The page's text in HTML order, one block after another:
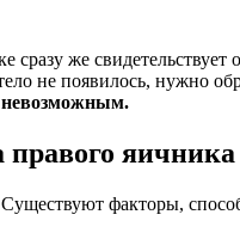
же
не появилось, нужно
невозможным.
правого яичника
факторы,